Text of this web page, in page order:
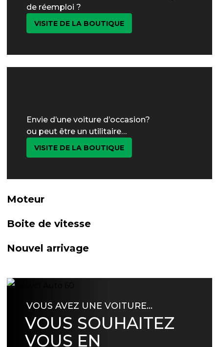
de réemploi ?
VISITE DE LA BOUTIQUE
Envie d’une voiture d’occasion?
ou peut être un utilitaire…
VISITE DE LA BOUTIQUE
Moteur
Boite de vitesse
Nouvel arrivage
VOUS AVEZ UNE VOITURE…
VOUS SOUHAITEZ
VOUS EN